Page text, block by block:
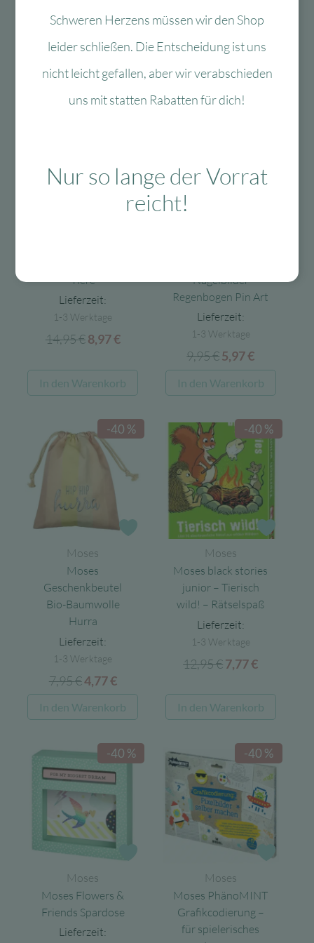
1-3 Werktage
12,95€Ursprünglicher
Preis
war:
12,95 €
7,77€Aktueller
Preis
7,77 €.
In den Warenkorb
1-3 Werktage
12,95€Ursprünglicher
Preis
12,95 €
7,77€Aktueller
Preis
In den Warenkorb
Tiere
Lieferzeit:
1-3 Werktage
14,95€ Ursprünglicher
war:
14,95 €
8,97€Aktueller
ist:
8,97 €.
In den Warenkorb
Nagelbilder
Regenbogen Pin Art
Lieferzeit:
1-3 Werktage
9,95€Ursprünglicher
Preis
war:
5,97€Aktueller
Preis
ist:
In den Warenkorb
Zur Wunschliste
-40 %
Moses
Moses
Geschenkbeutel
Bio-Baumwolle
Hurra
Lieferzeit:
1-3 Werktage
7,95€Ursprünglicher
Preis
war:
4,77€Aktueller
Preis
ist:
In den Warenkorb
-40 %
Moses
Moses black stories
junior – Tierisch
wild! – Rätselspaß
Lieferzeit:
1-3 Werktage
12,95€Ursprünglicher
war:
12,95 €
7,77€Aktueller
ist:
7,77 €.
In den Warenkorb
-40 %
Moses
Moses Flowers &
Friends Spardose
Lieferzeit:
-40 %
Moses
Moses PhänoMINT
Grafikcodierung –
für spielerisches
Schweren Herzens müssen wir den Shop
leider schließen. Die Entscheidung ist uns
nicht leicht gefallen, aber wir verabschieden
uns mit statten Rabatten für dich!
Nur so lange der Vorrat
reicht!